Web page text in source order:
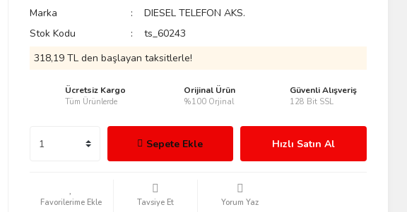
Marka
DIESEL TELEFON AKS.
Stok Kodu
ts_60243
318,19 TL den başlayan taksitlerle!
Ücretsiz Kargo
Tüm Ürünlerde
Orijinal Ürün
%100 Orjinal
Güvenli Alışveriş
128 Bit SSL
Sepete Ekle Hızlı Satın Al
Tavsiye Et Yorum Yaz